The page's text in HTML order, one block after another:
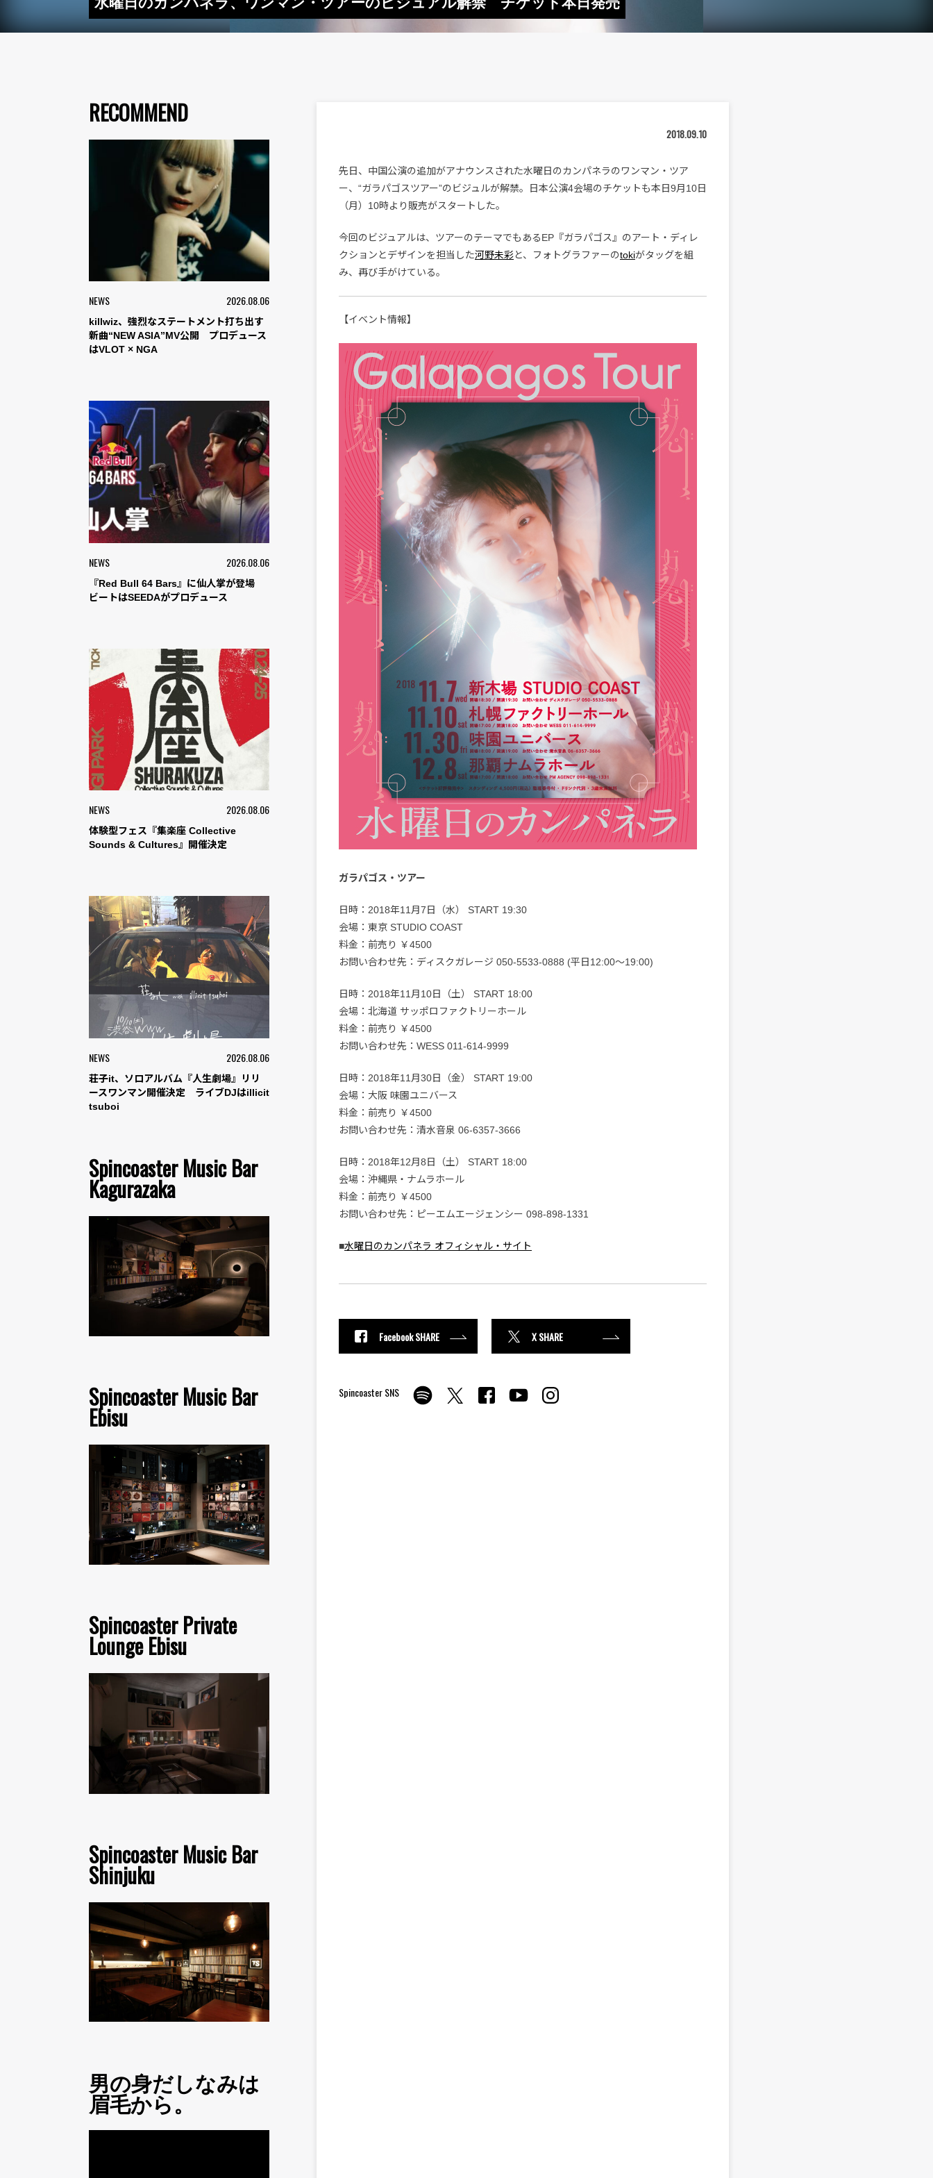
RECOMMEND
NEWS 2026.08.06
killwiz、強烈なステートメント打ち出す
新曲“NEW ASIA”MV公開 プロデュース
はVLOT × NGA
NEWS 2026.08.06
『Red Bull 64 Bars』に仙人掌が登場
ビートはSEEDAがプロデュース
NEWS 2026.08.06
体験型フェス『集楽座 Collective
Sounds & Cultures』開催決定
NEWS 2026.08.06
荘子it、ソロアルバム『人生劇場』リリ
ースワンマン開催決定 ライブDJはillicit
tsuboi
Spincoaster Music Bar
Kagurazaka
Spincoaster Music Bar
Ebisu
Spincoaster Private
Lounge Ebisu
Spincoaster Music Bar
Shinjuku
男の身だしなみは
眉毛から。
2018.09.10
先日、中国公演の追加がアナウンスされた水曜日のカンパネラのワンマン・ツア
ー、“ガラパゴスツアー”のビジュルが解禁。日本公演4会場のチケットも本日9月10日
（月）10時より販売がスタートした。
今回のビジュアルは、ツアーのテーマでもあるEP『ガラパゴス』のアート・ディレ
クションとデザインを担当した河野未彩と、フォトグラファーのtokiがタッグを組
み、再び手がけている。
【イベント情報】
ガラパゴス・ツアー
日時：2018年11月7日（水） START 19:30
会場：東京 STUDIO COAST
料金：前売り ￥4500
お問い合わせ先：ディスクガレージ 050-5533-0888 (平日12:00～19:00)
日時：2018年11月10日（土） START 18:00
会場：北海道 サッポロファクトリーホール
料金：前売り ￥4500
お問い合わせ先：WESS 011-614-9999
日時：2018年11月30日（金） START 19:00
会場：大阪 味園ユニバース
料金：前売り ￥4500
お問い合わせ先：清水音泉 06-6357-3666
日時：2018年12月8日（土） START 18:00
会場：沖縄県・ナムラホール
料金：前売り ￥4500
お問い合わせ先：ピーエムエージェンシー 098-898-1331
■水曜日のカンパネラ オフィシャル・サイト
Facebook SHARE X SHARE
Spincoaster SNS